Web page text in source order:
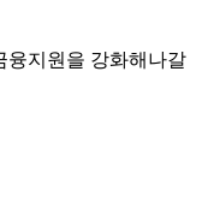
융지원을 강화해나갈